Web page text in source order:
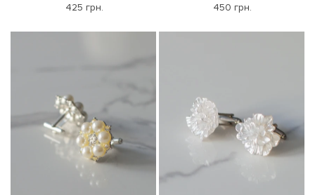
425 грн. 450 грн.